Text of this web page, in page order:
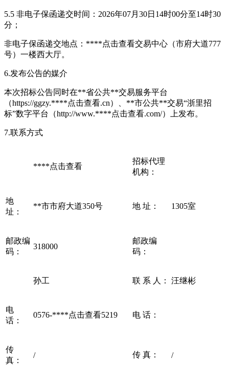
5.5 非电子保函递交时间：2026年07月30日14时00分至14时30
分；
非电子保函递交地点：****点击查看交易中心（市府大道777
号）一楼西大厅。
6.发布公告的媒介
本次招标公告同时在**省公共**交易服务平台
（https://ggzy.****点击查看.cn）、**市公共**交易“浙里招
标”数字平台（http://www.****点击查看.com/）上发布。
7.联系方式
****点击查看
招标代理
机构：
地
址：
**市市府大道350号 地 址： 1305室
邮政编
码：
318000
邮政编
码：
孙工 联 系 人： 汪继彬
电
话：
0576-****点击查看5219 电 话：
传
真：
/ 传 真： /